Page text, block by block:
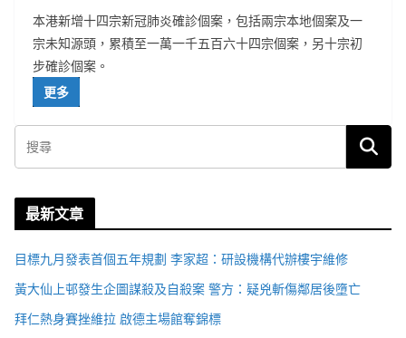
本港新增十四宗新冠肺炎確診個案，包括兩宗本地個案及一
宗未知源頭，累積至一萬一千五百六十四宗個案，另十宗初
步確診個案。
更多
最新文章
目標九月發表首個五年規劃 李家超：研設機構代辦樓宇維修
黃大仙上邨發生企圖謀殺及自殺案 警方：疑兇斬傷鄰居後墮亡
拜仁熱身賽挫維拉 啟德主場館奪錦標